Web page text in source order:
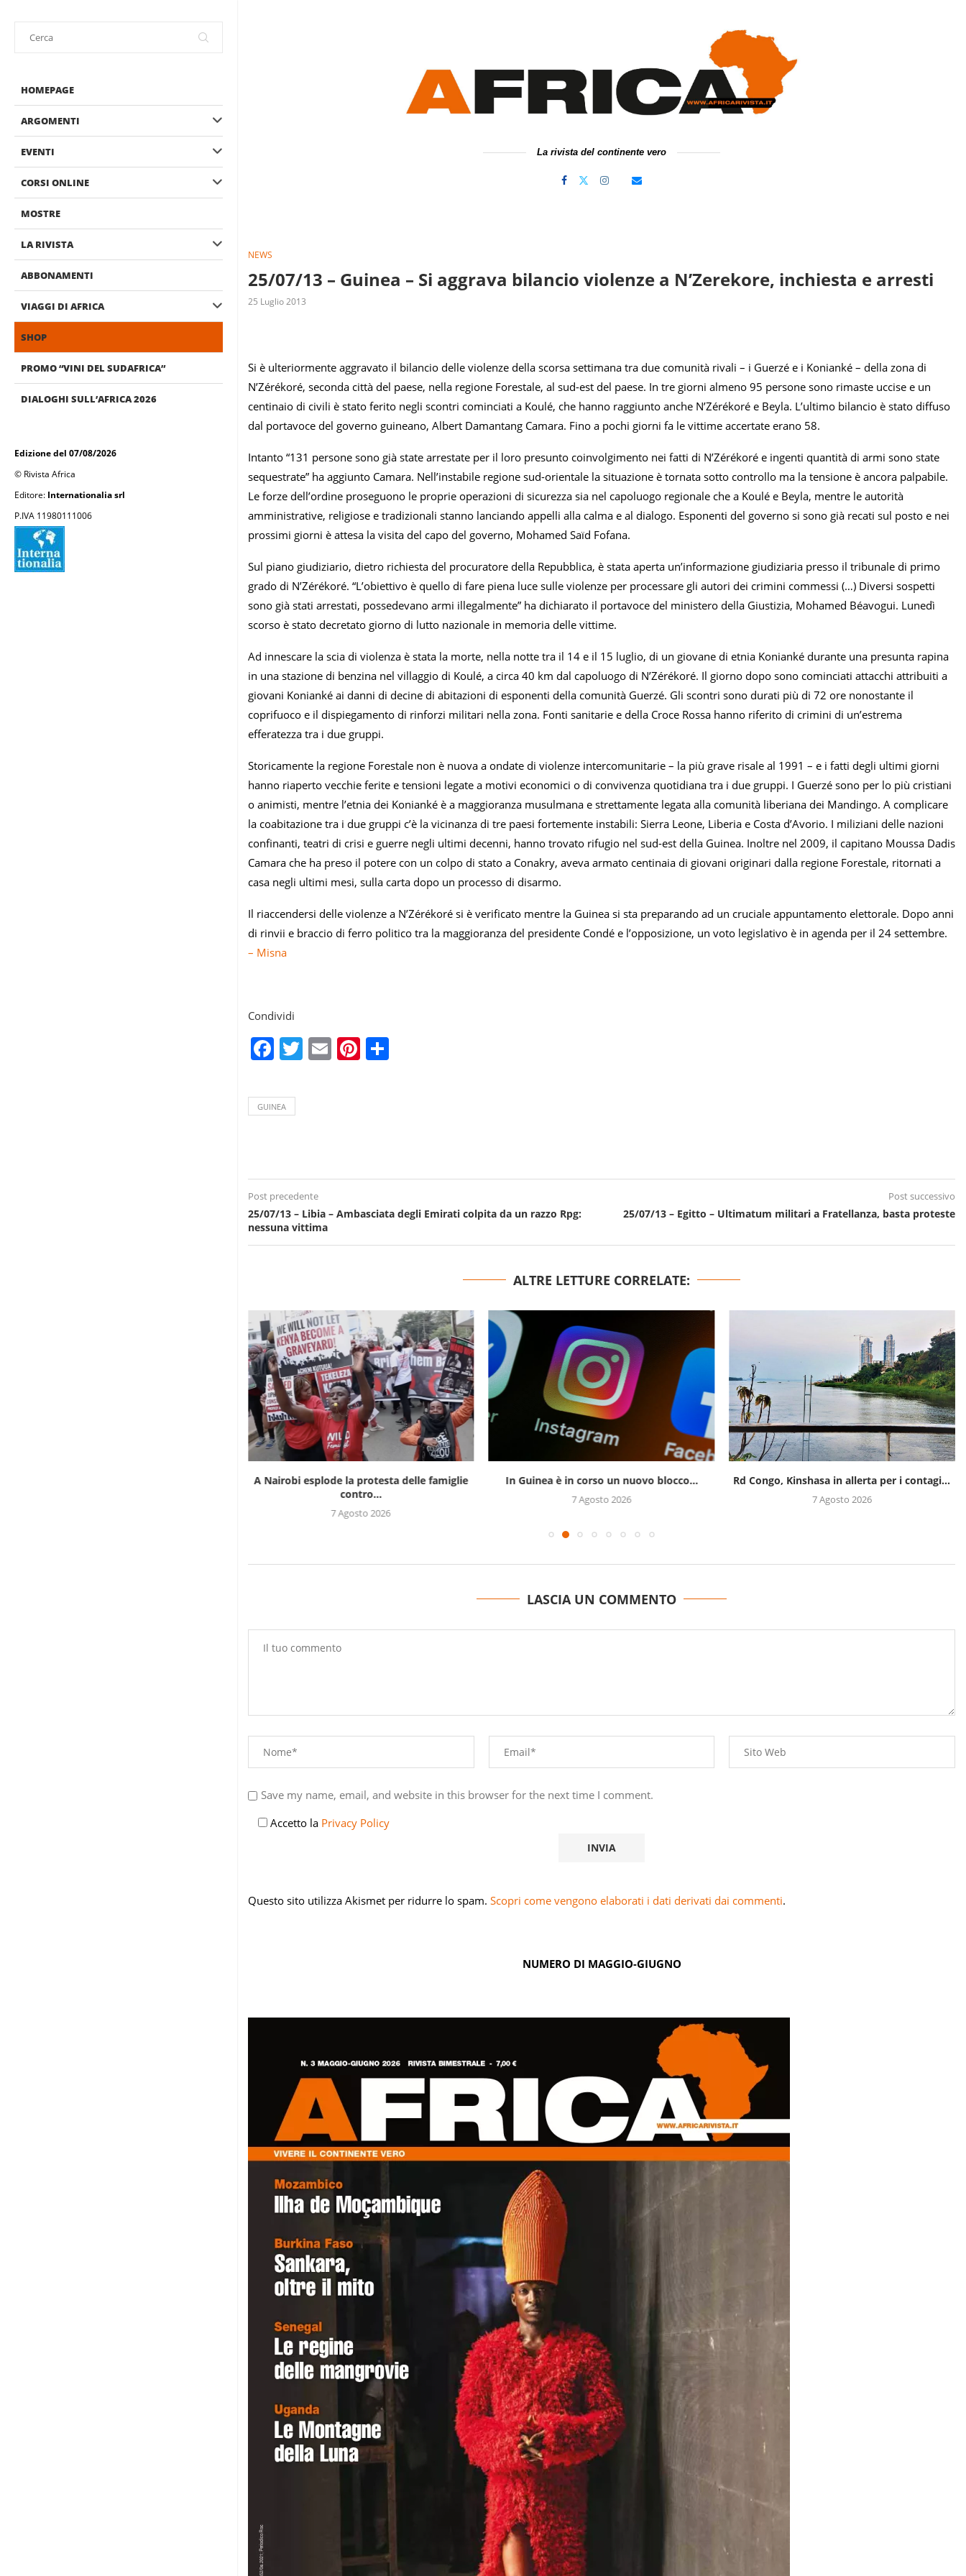
HOMEPAGE
ARGOMENTI
EVENTI
CORSI ONLINE
MOSTRE
LA RIVISTA
ABBONAMENTI
VIAGGI DI AFRICA
SHOP
PROMO “VINI DEL SUDAFRICA”
DIALOGHI SULL’AFRICA 2026
Edizione del 07/08/2026
© Rivista Africa
Editore: Internationalia srl
P.IVA 11980111006
La rivista del continente vero
NEWS
25/07/13 – Guinea – Si aggrava bilancio violenze a N’Zerekore, inchiesta e arresti
25 Luglio 2013
Si è ulteriormente aggravato il bilancio delle violenze della scorsa settimana tra due comunità rivali – i Guerzé e i Konianké – della zona di
N’Zérékoré, seconda città del paese, nella regione Forestale, al sud-est del paese. In tre giorni almeno 95 persone sono rimaste uccise e un
centinaio di civili è stato ferito negli scontri cominciati a Koulé, che hanno raggiunto anche N’Zérékoré e Beyla. L’ultimo bilancio è stato diffuso
dal portavoce del governo guineano, Albert Damantang Camara. Fino a pochi giorni fa le vittime accertate erano 58.
Intanto “131 persone sono già state arrestate per il loro presunto coinvolgimento nei fatti di N’Zérékoré e ingenti quantità di armi sono state
sequestrate” ha aggiunto Camara. Nell’instabile regione sud-orientale la situazione è tornata sotto controllo ma la tensione è ancora palpabile.
Le forze dell’ordine proseguono le proprie operazioni di sicurezza sia nel capoluogo regionale che a Koulé e Beyla, mentre le autorità
amministrative, religiose e tradizionali stanno lanciando appelli alla calma e al dialogo. Esponenti del governo si sono già recati sul posto e nei
prossimi giorni è attesa la visita del capo del governo, Mohamed Saïd Fofana.
Sul piano giudiziario, dietro richiesta del procuratore della Repubblica, è stata aperta un’informazione giudiziaria presso il tribunale di primo
grado di N’Zérékoré. “L’obiettivo è quello di fare piena luce sulle violenze per processare gli autori dei crimini commessi (…) Diversi sospetti
sono già stati arrestati, possedevano armi illegalmente” ha dichiarato il portavoce del ministero della Giustizia, Mohamed Béavogui. Lunedì
scorso è stato decretato giorno di lutto nazionale in memoria delle vittime.
Ad innescare la scia di violenza è stata la morte, nella notte tra il 14 e il 15 luglio, di un giovane di etnia Konianké durante una presunta rapina
in una stazione di benzina nel villaggio di Koulé, a circa 40 km dal capoluogo di N’Zérékoré. Il giorno dopo sono cominciati attacchi attribuiti a
giovani Konianké ai danni di decine di abitazioni di esponenti della comunità Guerzé. Gli scontri sono durati più di 72 ore nonostante il
coprifuoco e il dispiegamento di rinforzi militari nella zona. Fonti sanitarie e della Croce Rossa hanno riferito di crimini di un’estrema
efferatezza tra i due gruppi.
Storicamente la regione Forestale non è nuova a ondate di violenze intercomunitarie – la più grave risale al 1991 – e i fatti degli ultimi giorni
hanno riaperto vecchie ferite e tensioni legate a motivi economici o di convivenza quotidiana tra i due gruppi. I Guerzé sono per lo più cristiani
o animisti, mentre l’etnia dei Konianké è a maggioranza musulmana e strettamente legata alla comunità liberiana dei Mandingo. A complicare
la coabitazione tra i due gruppi c’è la vicinanza di tre paesi fortemente instabili: Sierra Leone, Liberia e Costa d’Avorio. I miliziani delle nazioni
confinanti, teatri di crisi e guerre negli ultimi decenni, hanno trovato rifugio nel sud-est della Guinea. Inoltre nel 2009, il capitano Moussa Dadis
Camara che ha preso il potere con un colpo di stato a Conakry, aveva armato centinaia di giovani originari dalla regione Forestale, ritornati a
casa negli ultimi mesi, sulla carta dopo un processo di disarmo.
Il riaccendersi delle violenze a N’Zérékoré si è verificato mentre la Guinea si sta preparando ad un cruciale appuntamento elettorale. Dopo anni
di rinvii e braccio di ferro politico tra la maggioranza del presidente Condé e l’opposizione, un voto legislativo è in agenda per il 24 settembre.
– Misna
Condividi
Facebook
Twitter
EmailPinterest
GUINEA
Post precedente
25/07/13 – Libia – Ambasciata degli Emirati colpita da un razzo Rpg:
nessuna vittima
Post successivo
25/07/13 – Egitto – Ultimatum militari a Fratellanza, basta proteste
ALTRE LETTURE CORRELATE:
A Nairobi esplode la protesta delle famiglie
contro...
7 Agosto 2026
In Guinea è in corso un nuovo blocco...
7 Agosto 2026
Rd Congo, Kinshasa in allerta per i contagi...
7 Agosto 2026
LASCIA UN COMMENTO
Save my name, email, and website in this browser for the next time I comment.
Accetto la Privacy Policy
Questo sito utilizza Akismet per ridurre lo spam. Scopri come vengono elaborati i dati derivati dai commenti.
NUMERO DI MAGGIO-GIUGNO